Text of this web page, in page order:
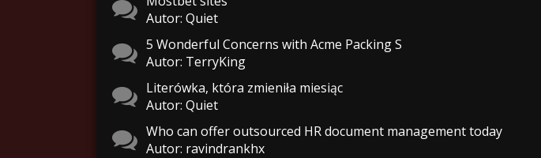
Autor: Quiet
5 Wonderful Concerns with Acme Packing S
Autor: TerryKing
Literówka, która zmieniła miesiąc
Autor: Quiet
Who can offer outsourced HR document management today
Autor: ravindrankhx